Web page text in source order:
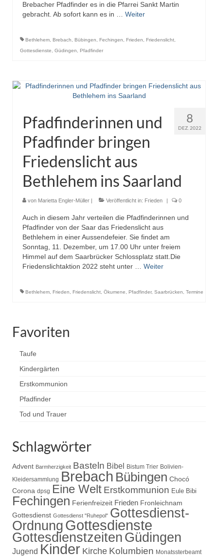
Brebacher Pfadfinder es in die Pfarrei Sankt Martin
gebracht. Ab sofort kann es in … Weiter
Bethlehem Brebach Bübingen Fechingen Frieden Friedenslicht
Gottesdienste
Güdingen Pfadfinder
8
DEZ. 2022
Pfadfinderinnen und
Pfadfinder bringen
Friedenslicht aus
Bethlehem ins Saarland
von Marietta Engler-Müller | Veröffentlicht in: Frieden | 0
Auch in diesem Jahr verteilen die Pfadfinderinnen und
Pfadfinder von der Saar das Friedenslicht aus
Bethlehem in einer Aussendefeier. Sie findet am
Sonntag, 11. Dezember, um 17.00 Uhr unter freiem
Himmel auf dem Saarbrücker Schlossplatz statt.Die
Friedenslichtaktion 2022 steht unter … Weiter
Bethlehem Frieden Friedenslicht Ökumene Pfadfinder, Saarbrücken Termine
Favoriten
Taufe
Kindergärten
Erstkommunion
Pfadfinder
Tod und Trauer
Schlagwörter
Advent Barmherzigkeit Basteln Bibel Bistum Trier Bolivien-
Kleidersammlung Brebach Bübingen Chocó
Corona dpsg Eine Welt Erstkommunion Eule Bibi
Fechingen Ferienfreizeit Frieden Fronleichnam
Gottesdienst Gottesdienst "Ruhepol" Gottesdienst-
OrdnungGottesdienste
Gottesdienstzeiten Güdingen
Jugend Kinder Kirche Kolumbien Monatssterbeamt